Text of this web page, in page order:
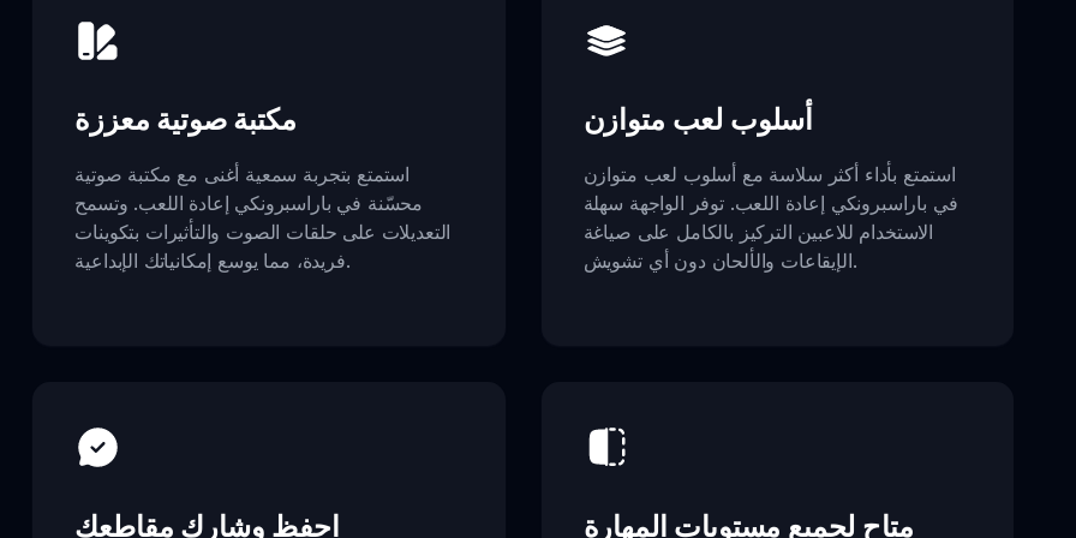
مكتبة صوتية معززة
استمتع بتجربة سمعية أغنى مع مكتبة صوتية
محسّنة في باراسبرونكي إعادة اللعب. وتسمح
التعديلات على حلقات الصوت والتأثيرات بتكوينات
فريدة، مما يوسع إمكانياتك الإبداعية.
أسلوب لعب متوازن
استمتع بأداء أكثر سلاسة مع أسلوب لعب متوازن
في باراسبرونكي إعادة اللعب. توفر الواجهة سهلة
الاستخدام للاعبين التركيز بالكامل على صياغة
الإيقاعات والألحان دون أي تشويش.
احفظ وشارك مقاطعك متاح لجميع مستويات المهارة